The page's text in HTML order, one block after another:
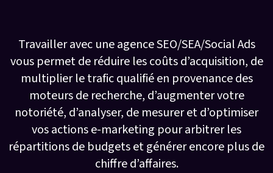
Travailler avec une agence SEO/SEA/Social Ads
vous permet de réduire les coûts d’acquisition, de
multiplier le trafic qualifié en provenance des
moteurs de recherche, d’augmenter votre
notoriété, d’analyser, de mesurer et d’optimiser
vos actions e-marketing pour arbitrer les
répartitions de budgets et générer encore plus de
chiffre d’affaires.